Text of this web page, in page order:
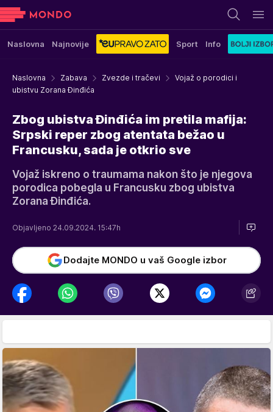
Naslovna Najnovije Sport Info
Naslovna Zabava Zvezde i tračevi
Vojaž o porodici i
ubistvu Zorana Đinđića
Zbog ubistva Đinđića im pretila mafija:
Srpski reper zbog atentata bežao u
Francusku, sada je otkrio sve
Vojaž iskreno o traumama nakon što je njegova
porodica pobegla u Francusku zbog ubistva
Zorana Đinđića.
Objavljeno 24.09.2024. 15:47h
Dodajte MONDO u vaš Google izbor